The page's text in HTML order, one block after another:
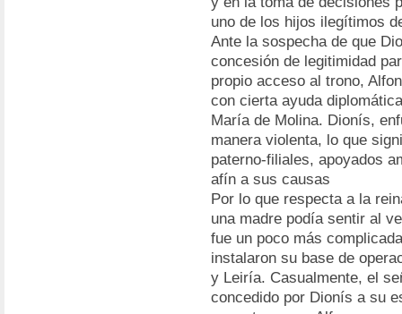
uno de los hijos ilegítimos
Ante la sospecha de que
concesión de legitimidad
propio acceso al trono,
con cierta ayuda
María de Molina. Dionís,
manera violenta, lo que
paterno-filiales, apoyados
afín a sus causas
Por lo que respecta a la
una madre podía sentir al
fue un poco más
instalaron su base de
y Leiría. Casualmente, el
concedido por Dionís a su